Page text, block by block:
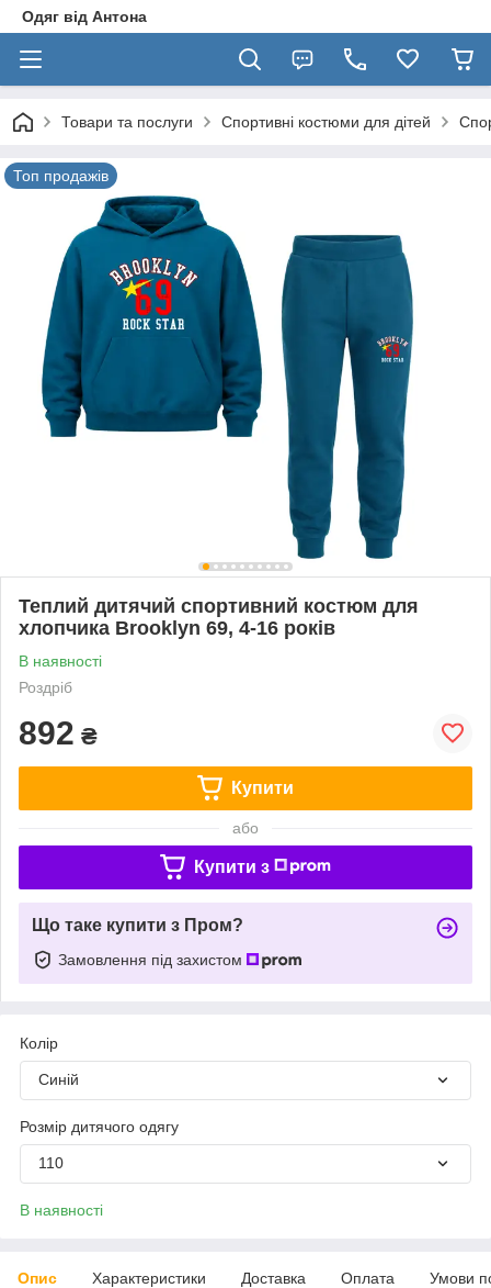
Одяг від Антона
Товари та послуги Спортивні костюми для дітей
Топ продажів
Теплий дитячий спортивний костюм для
хлопчика Brooklyn 69, 4-16 років
В наявності
Роздріб
892 ₴
Купити
або
Купити з
Що таке купити з Пром?
Замовлення під захистом
Колір
Синій
Розмір дитячого одягу
110
В наявності
Опис Характеристики Доставка Оплата Умови